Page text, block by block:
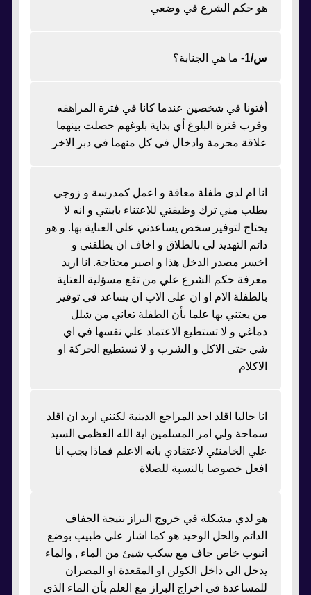
هو حكم الشرع في وضعي
س/1- ما هي الجنابة؟
أفتونا في شخصين عندما كانا في فترة المراهقه
وقرب فترة البلوغ أي بداية بلوغهم حصلت بينهما
علاقة محرمة وادخال في كل منهما في دبر الاخر
انا ام لدي طفلة معاقة و اعمل كمدرسة و زوجي
يطلب مني ترك وظيفتي للاعتناء بابنتي و انه لا
يحتاج لتوفير سخص يساعدني على العناية بها. و هو
دائم التهديد لي بالطلاق و اخاف ان يطلقني و
اخسر مصدر الدخل هذا و اصير محتاجة. انا اريد
معرفة حكم الشرع علي من تقع مسؤلية العتاية
بالطفلة الام او ان على الاب ان يساعد في توفير
من يعتني بها علما بأن الطفلة تعاني من شلل
دماغي و لا تستطيع الاعتماد علي نفسها في اي
شي حتى الاكل و الشرب و لا تستطيع الحركة او
الاكلام
انا حاليا اقلد احد المراجع الدينية لكنني اريد ان اقلد
سماحة ولي امر المسلمين اية الله العظمى السيد
علي الخامنئي لاعتقادي بانه الاعلم فماذا يجب انا
افعل خصوصا بالنسبة للصلاة
هو لدي مشكلة في خروج البراز نتيجة الجفاف
الدائم والحل الوحيد هو كما اشار علي طبيب بوضع
انبوب خاص جاف مع سكب شيئ من الماء , والماء
يدخل الى داخل الكولن او المقعدة او المصران
للمساعدة في اخراج البراز مع العلم بأن الماء الذي